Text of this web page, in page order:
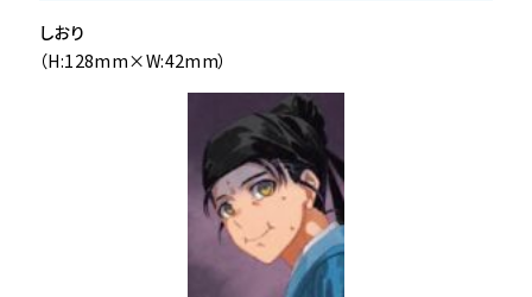
しおり
（H:128mm×W:42mm）